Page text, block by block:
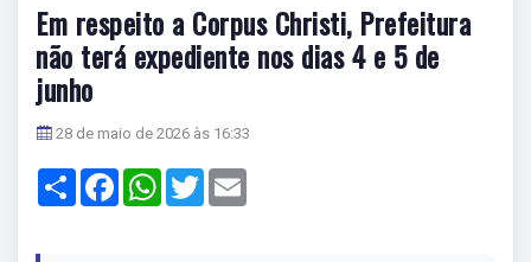
Em respeito a Corpus Christi, Prefeitura
não terá expediente nos dias 4 e 5 de
junho
28 de maio de 2026 às 16:33
Share FacebookWhatsApp
Twitter